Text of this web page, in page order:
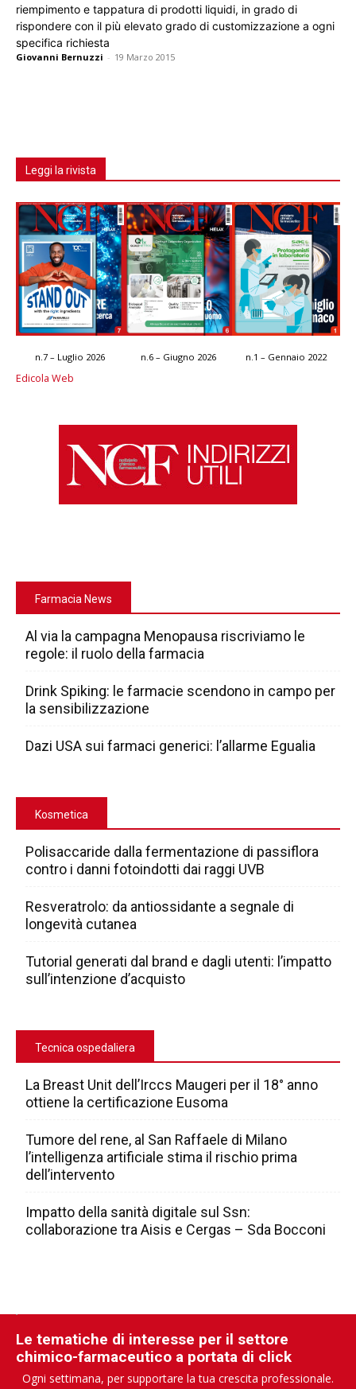
riempimento e tappatura di prodotti liquidi, in grado di
rispondere con il più elevato grado di customizzazione a ogni
specifica richiesta
Giovanni Bernuzzi - 19 Marzo 2015
Leggi la rivista
n.7 – Luglio 2026 n.6 – Giugno 2026 n.1 – Gennaio 2022
Edicola Web
Farmacia News
Al via la campagna Menopausa riscriviamo le
regole: il ruolo della farmacia
Drink Spiking: le farmacie scendono in campo per
la sensibilizzazione
Dazi USA sui farmaci generici: l’allarme Egualia
Kosmetica
Polisaccaride dalla fermentazione di passiflora
contro i danni fotoindotti dai raggi UVB
Resveratrolo: da antiossidante a segnale di
longevità cutanea
Tutorial generati dal brand e dagli utenti: l’impatto
sull’intenzione d’acquisto
Tecnica ospedaliera
La Breast Unit dell’Irccs Maugeri per il 18° anno
ottiene la certificazione Eusoma
Tumore del rene, al San Raffaele di Milano
l’intelligenza artificiale stima il rischio prima
dell’intervento
Impatto della sanità digitale sul Ssn:
collaborazione tra Aisis e Cergas – Sda Bocconi
Le tematiche di interesse per il settore
chimico-farmaceutico a portata di click
Ogni settimana, per supportare la tua crescita professionale.